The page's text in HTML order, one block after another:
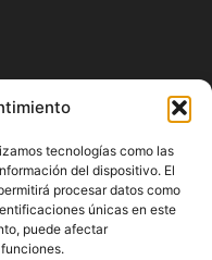
tecnologías como las
del dispositivo. El
procesar datos como
únicas en este
puede afectar